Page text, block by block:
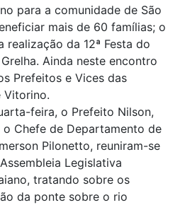
para a comunidade de São
mais de 60 famílias; o
realização da 12ª Festa do
Ainda neste encontro
Prefeitos e Vices das
Vitorino.
feira, o Prefeito Nilson,
o Chefe de Departamento de
Pilonetto, reuniram-se
Legislativa
tratando sobre os
da ponte sobre o rio